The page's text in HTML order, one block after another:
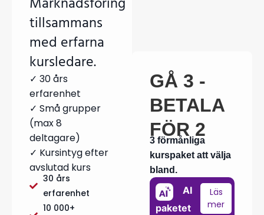
tillsammans
med erfarna
kursledare.
✓ 30 års
erfarenhet
✓ Små grupper
(max 8
deltagare)
✓ Kursintyg efter
avslutad kurs
30 års
erfarenhet
10 000+
GÅ 3 -
BETALA
FÖR 2
3 förmånliga
kurspaket att välja
bland.
AI
paketet
Läs
mer